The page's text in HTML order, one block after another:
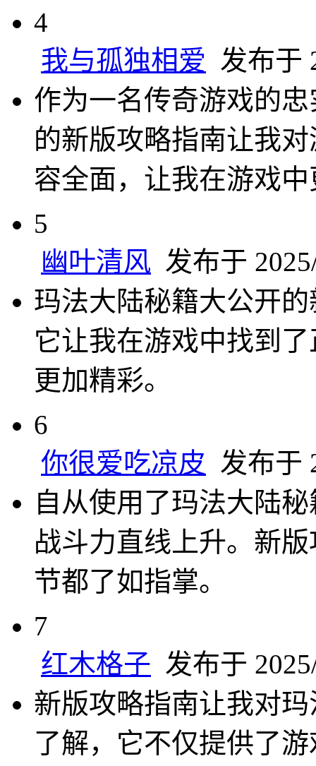
4
我与孤独相爱 发布于
作为一名传奇游戏的
的新版攻略指南让我
容全面，让我在游戏
5
幽叶清风 发布于
玛法大陆秘籍大公开
它让我在游戏中找到
更加精彩。
6
你很爱吃凉皮 发布于
自从使用了玛法大陆
战斗力直线上升。新
节都了如指掌。
7
红木格子 发布于
新版攻略指南让我对
了解，它不仅提供了